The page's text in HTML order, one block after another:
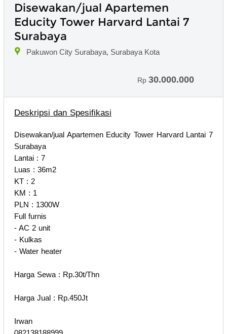
Disewakan/jual Apartemen
Educity Tower Harvard Lantai 7
Surabaya
Pakuwon City Surabaya, Surabaya Kota
Rp 30.000.000
Deskripsi dan Spesifikasi
Disewakan/jual Apartemen Educity Tower Harvard Lantai 7
Surabaya
Lantai : 7
Luas : 36m2
KT : 2
KM : 1
PLN : 1300W
Full furnis
- AC 2 unit
- Kulkas
- Water heater
Harga Sewa : Rp.30t/Thn
Harga Jual : Rp.450Jt
Irwan